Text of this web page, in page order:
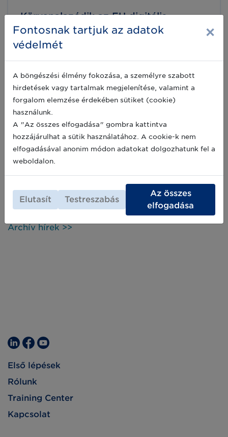
Körvonalazódik az EU digitális
termékútlevél koncepciója
A GS1 Európa felhívást intézett a GS1
közössége és az európai tagszervezetek felé
az Európai Unió digitális termék útlevél
koncepciójának megismertetésére az „EU
Digital Product Passport Revealed: Time to
act!” című írásában. Az alábbiakban ebből
olvashatnak.
Közös kezdeményezés az EU digitális
termékútlevél bevezetésére
Az EuroCommerce és a GS1 in Europe nyílt,
befogadó és decentralizált EU Digitális
termékútlevél bevezetését szorgalmazza,
amely által a vállalatok és a fogyasztók is
környezetbarát és fenntarthatóbb
választásokkal és befektetésekkel élhetnek, a
már használatban lévő nyílt és nemzetközi
termékadat szabványok segítségével.
2022-02-25
Archív hírek >>
Első lépések
Rólunk
Training Center
Kapcsolat
Fontosnak tartjuk az adatok
védelmét
×
A böngészési élmény fokozása, a személyre szabott
hirdetések vagy tartalmak megjelenítése, valamint a
forgalom elemzése érdekében sütiket (cookie)
használunk.
A "Az összes elfogadása" gombra kattintva
hozzájárulhat a sütik használatához. A cookie-k nem
elfogadásával anonim módon adatokat dolgozhatunk fel a
weboldalon.
Elutasít Testreszabás
Az összes
elfogadása